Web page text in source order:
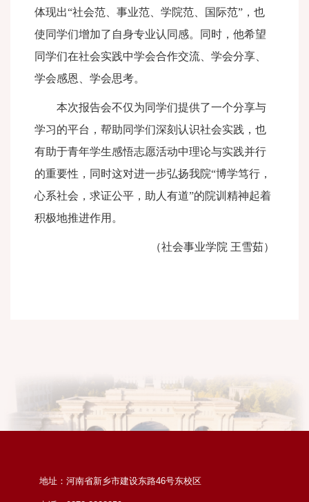
体现出“社会范、事业范、学院范、国际范”，也
使同学们增加了自身专业认同感。同时，他希望
同学们在社会实践中学会合作交流、学会分享、
学会感恩、学会思考。
本次报告会不仅为同学们提供了一个分享与
学习的平台，帮助同学们深刻认识社会实践，也
有助于青年学生感悟志愿活动中理论与实践并行
的重要性，同时这对进一步弘扬我院“博学笃行，
心系社会，求证公平，助人有道”的院训精神起着
积极地推进作用。
（社会事业学院 王雪茹）
地址：河南省新乡市建设东路46号东校区